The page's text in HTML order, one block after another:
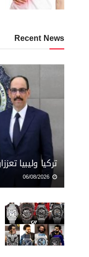
Recent News
تركيا وليبيا